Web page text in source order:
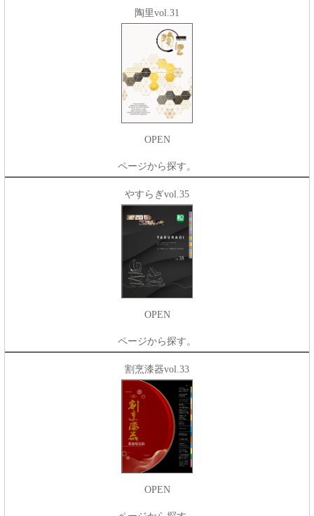
陶里vol.31
OPEN
ページから探す。
やすらぎvol.35
OPEN
ページから探す。
割烹漆器vol.33
OPEN